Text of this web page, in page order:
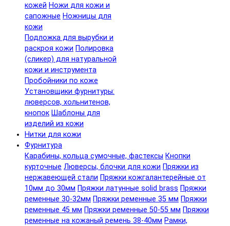
кожей Ножи для кожи и
сапожные Ножницы для
кожи
Подложка для вырубки и
раскроя кожи Полировка
(сликер) для натуральной
кожи и инструмента
Пробойники по коже
Установщики фурнитуры:
люверсов, хольнитенов,
кнопок Шаблоны для
изделий из кожи
Нитки для кожи
Фурнитура
Карабины, кольца сумочные, фастексы Кнопки
курточные Люверсы, блочки для кожи Пряжки из
нержавеющей стали Пряжки кожгалантерейные от
10мм до 30мм Пряжки латунные solid brass Пряжки
ременные 30-32мм Пряжки ременные 35 мм Пряжки
ременные 45 мм Пряжки ременные 50-55 мм Пряжки
ременные на кожаный ремень 38-40мм Рамки,